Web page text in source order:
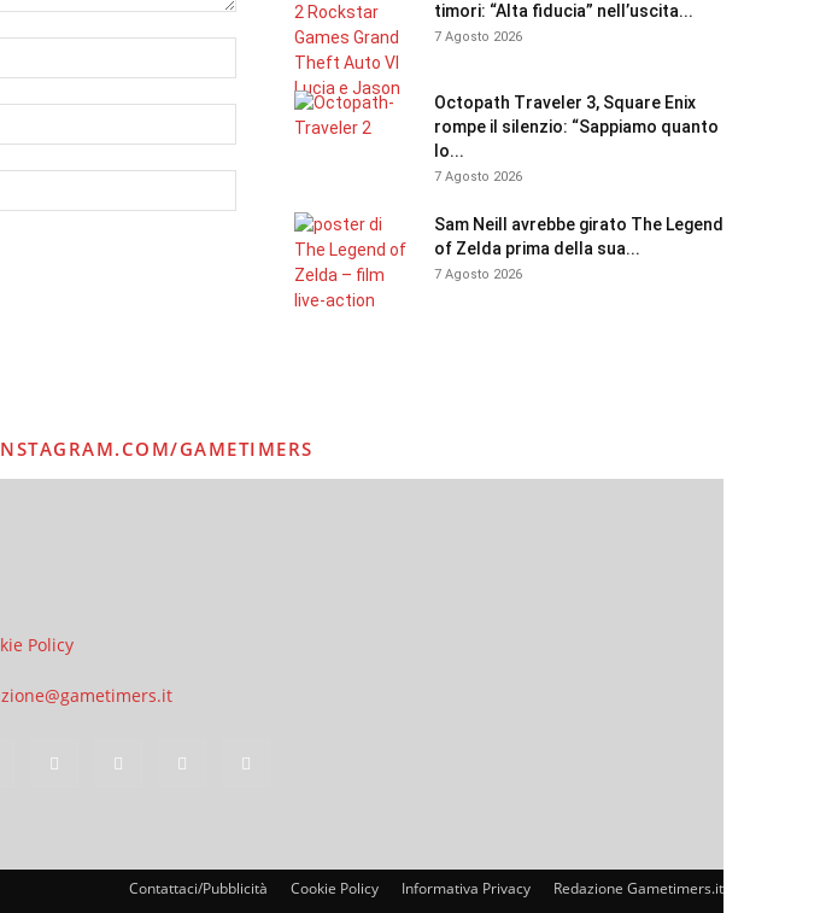
timori: “Alta fiducia” nell’uscita...
7 Agosto 2026
Octopath Traveler 3, Square Enix
rompe il silenzio: “Sappiamo quanto
lo...
7 Agosto 2026
Sam Neill avrebbe girato The Legend
of Zelda prima della sua...
7 Agosto 2026
GAMETIMERS
Policy
Contattaci/Pubblicità Cookie Policy Informativa Privacy Redazione Gametimers.it